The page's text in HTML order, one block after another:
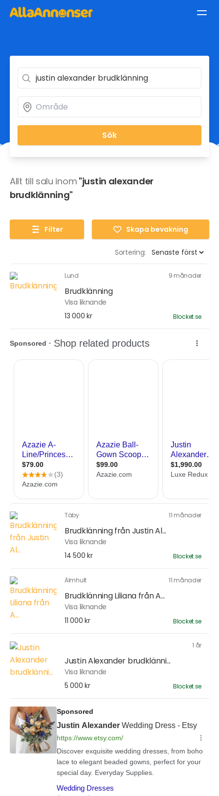
Sök
Allt till salu inom "justin alexander
brudklänning"
Filter Skapa bevakning
Sortering:
Lund 9 månader
Brudklänning
Visa liknande
13 000 kr
Blocket.se
Täby 11 månader
Brudklänning från Justin Al...
Visa liknande
14 500 kr
Blocket.se
Älmhult 11 månader
Brudklänning Liliana från A...
Visa liknande
11 000 kr
Blocket.se
1 år
Justin Alexander brudklänni...
Visa liknande
5 000 kr
Blocket.se